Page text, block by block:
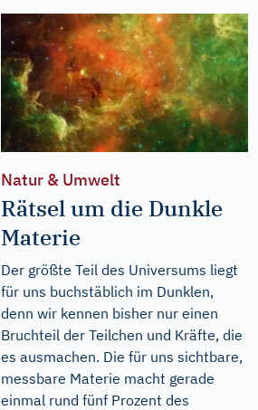
Natur & Umwelt
Rätsel um die Dunkle
Materie
Der größte Teil des Universums liegt
für uns buchstäblich im Dunklen,
denn wir kennen bisher nur einen
Bruchteil der Teilchen und Kräfte, die
es ausmachen. Die für uns sichtbare,
messbare Materie macht gerade
einmal rund fünf Prozent des